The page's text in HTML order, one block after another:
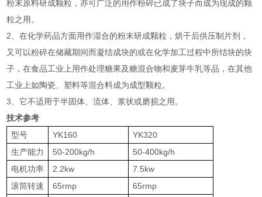
粉末原料研成颗粒，亦可广泛的用作粉碎已成了块子而成为现成的颗
粒之用。
2、在化学药品方面用作湿合的粉末研成颗粒，烘干后供压制片剂，
又可以粉碎在储藏期间而凝结成块的或在化学加工过程中所结块的块
子，在食品工业上用作处理糖果及糖混合物和麦芽牛乳等品，在其他
工业上如陶瓷、塑料等混合料成为成型颗粒。
3、它不适用于半固体、流体、浆状或磨损之用。
技术参考
型号
YK160
YK320
生产能力
50-200kg/h
50-400kg/h
电机功率
2.2kw
7.5kw
滚筒转速
65rmp
65rmp